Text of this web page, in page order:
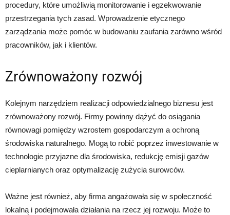
procedury, które umożliwią monitorowanie i egzekwowanie
przestrzegania tych zasad. Wprowadzenie etycznego
zarządzania może pomóc w budowaniu zaufania zarówno wśród
pracowników, jak i klientów.
Zrównoważony rozwój
Kolejnym narzędziem realizacji odpowiedzialnego biznesu jest
zrównoważony rozwój. Firmy powinny dążyć do osiągania
równowagi pomiędzy wzrostem gospodarczym a ochroną
środowiska naturalnego. Mogą to robić poprzez inwestowanie w
technologie przyjazne dla środowiska, redukcję emisji gazów
cieplarnianych oraz optymalizację zużycia surowców.
Ważne jest również, aby firma angażowała się w społeczność
lokalną i podejmowała działania na rzecz jej rozwoju. Może to